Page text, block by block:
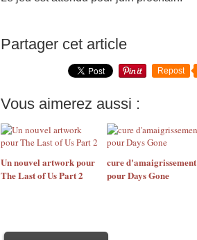
Partager cet article
Repost
Vous aimerez aussi :
Un nouvel artwork pour
The Last of Us Part 2
cure d'amaigrissement
pour Days Gone